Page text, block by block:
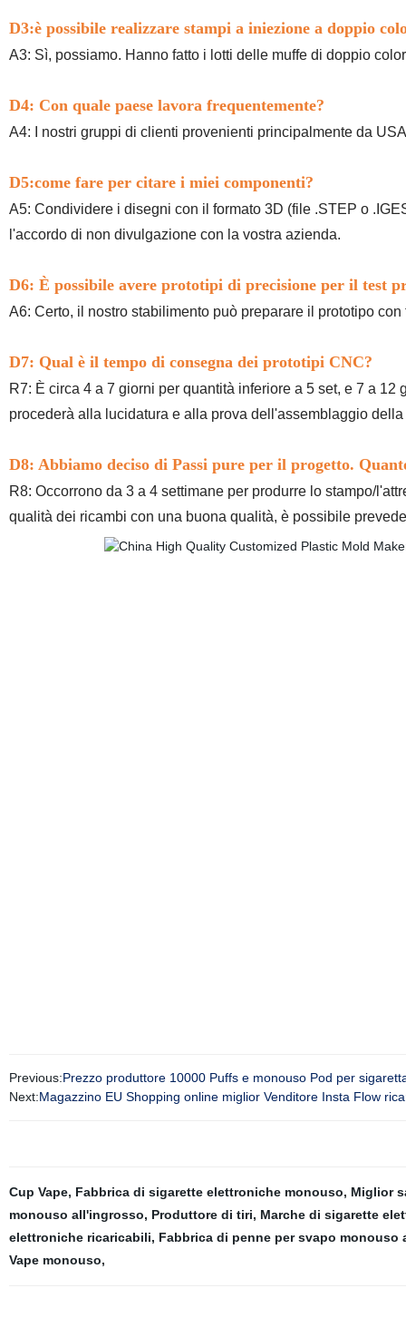
D3:è possibile realizzare stampi a iniezione a doppio
A3: Sì, possiamo. Hanno fatto i lotti delle muffe di doppio
D4: Con quale paese lavora frequentemente?
A4: I nostri gruppi di clienti provenienti principalmente da
D5:come fare per citare i miei componenti?
A5: Condividere i disegni con il formato 3D (file .STEP o
l'accordo di non divulgazione con la vostra azienda.
D6: È possibile avere prototipi di precisione per il test
A6: Certo, il nostro stabilimento può preparare il prototipo
D7: Qual è il tempo di consegna dei prototipi CNC?
R7: È circa 4 a 7 giorni per quantità inferiore a 5 set, e 7 a
procederà alla lucidatura e alla prova dell'assemblaggio
D8: Abbiamo deciso di Passi pure per il progetto.
R8: Occorrono da 3 a 4 settimane per produrre lo stampo/
qualità dei ricambi con una buona qualità, è possibile
Previous:Prezzo produttore 10000 Puffs e monouso Pod per
Next:Magazzino EU Shopping online miglior Venditore Insta Flow
Cup Vape, Fabbrica di sigarette elettroniche monouso, Miglior
monouso all'ingrosso, Produttore di tiri, Marche di sigarette
elettroniche ricaricabili, Fabbrica di penne per svapo monouso
Vape monouso,